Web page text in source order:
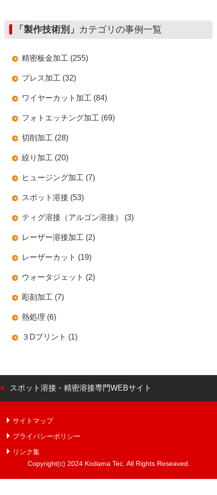
「製作技術別」 カテゴリの事例一覧
精密板金加工 (255)
プレス加工 (32)
ワイヤーカット加工 (84)
フォトエッチング加工 (69)
切削加工 (28)
絞り加工 (20)
ヒュージング加工 (7)
スポット溶接 (53)
ティグ溶接（アルゴン溶接） (3)
レーザー溶接加工 (2)
レーザーカット (19)
ウォータジェット (2)
彫刻加工 (7)
熱処理 (6)
３Dプリント (1)
スポット溶接・精密溶接専門WEBサイト
サイトマップ
プライバシーポリシー
リンク集
Copyright(c) 2024 Kodama Tec. All Rights Reseaved.